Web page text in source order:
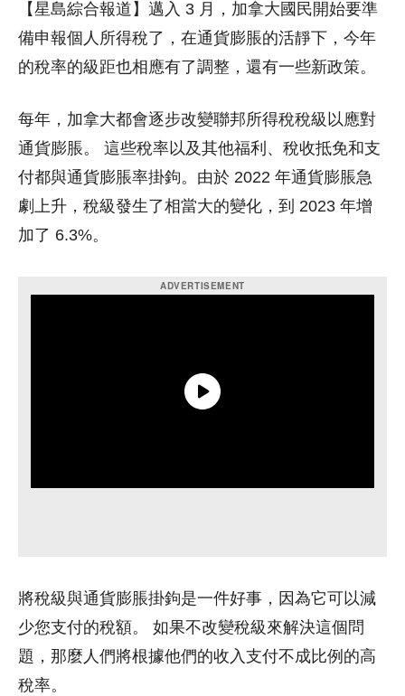
【星島綜合報道】邁入 3 月，加拿大國民開始要準
備申報個人所得稅了，在通貨膨脹的活靜下，今年
的稅率的級距也相應有了調整，還有一些新政策。
每年，加拿大都會逐步改變聯邦所得稅稅級以應對
通貨膨脹。 這些稅率以及其他福利、稅收抵免和支
付都與通貨膨脹率掛鉤。由於 2022 年通貨膨脹急
劇上升，稅級發生了相當大的變化，到 2023 年增
加了 6.3%。
將稅級與通貨膨脹掛鉤是一件好事，因為它可以減
少您支付的稅額。 如果不改變稅級來解決這個問
題，那麼人們將根據他們的收入支付不成比例的高
稅率。